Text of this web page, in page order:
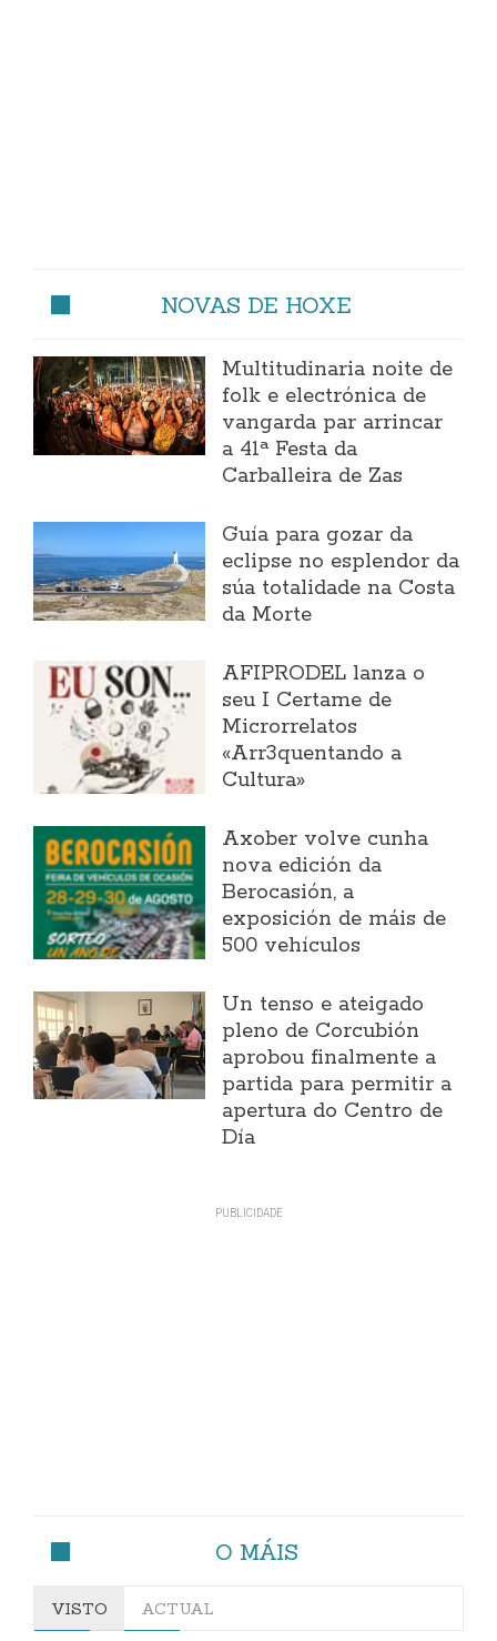
NOVAS DE HOXE
Multitudinaria noite de
folk e electrónica de
vangarda par arrincar
a 41ª Festa da
Carballeira de Zas
Guía para gozar da
eclipse no esplendor da
súa totalidade na Costa
da Morte
AFIPRODEL lanza o
seu I Certame de
Microrrelatos
«Arr3quentando a
Cultura»
Axober volve cunha
nova edición da
Berocasión, a
exposición de máis de
500 vehículos
Un tenso e ateigado
pleno de Corcubión
aprobou finalmente a
partida para permitir a
apertura do Centro de
Día
O MÁIS
VISTO ACTUAL